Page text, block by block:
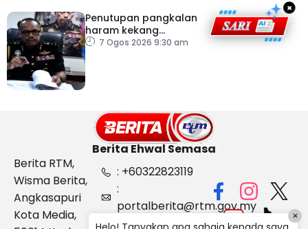
Penutupan pangkalan
haram kekang
penyeludupan di
7 Ogos 2026 9:30 am
×
Berita Ehwal Semasa
Berita RTM,
Wisma Berita,
Angkasapuri
Kota Media,
: +60322823119
:
portalberita@rtm.gov.my
: Aduan &
×